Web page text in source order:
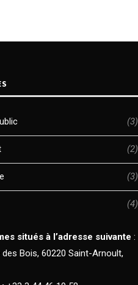
(3)
(2)
(3)
(4)
situés à l’adresse suivante :
des Bois, 60220 Saint-Arnoult,